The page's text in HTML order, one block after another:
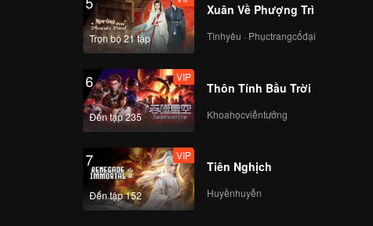
Trọn bộ 21 tập
Xuân Về Phượng Trì
Tìnhyêu · Phụctrangcổđại
6
Đến tập 235
VIP
Thôn Tính Bầu Trời
Khoahọcviễntưởng
7
Đến tập 152
VIP
Tiên Nghịch
Huyềnhuyễn